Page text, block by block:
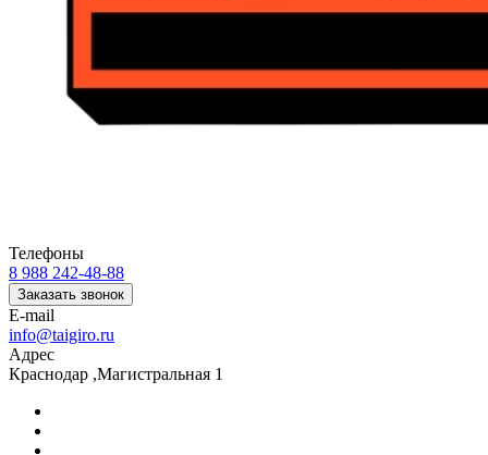
Телефоны
8 988 242-48-88
Заказать звонок
E-mail
info@taigiro.ru
Адрес
Краснодар ,Магистральная 1